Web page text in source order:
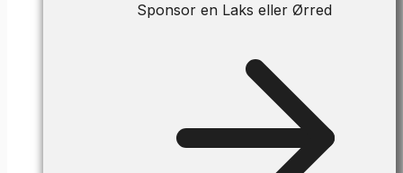
Sponsor en Laks eller Ørred